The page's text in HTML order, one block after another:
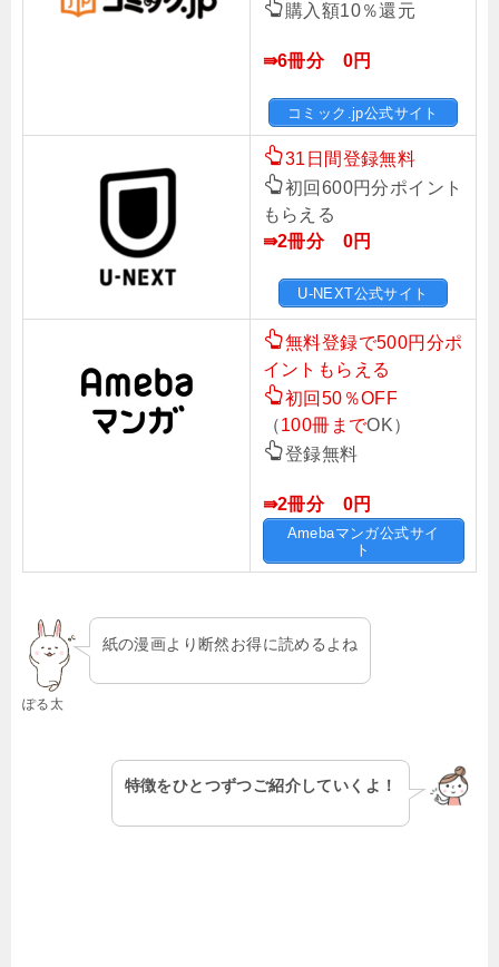
購入額10％還元
⇛6冊分 0円
コミック.jp公式サイト
31日間登録無料
初回600円分ポイント
もらえる
⇛2冊分 0円
U-NEXT公式サイト
無料登録で500円分ポ
イントもらえる
初回50％OFF
（100冊までOK）
登録無料
⇛2冊分 0円
Amebaマンガ公式サイ
ト
ぽる太
紙の漫画より断然お得に読めるよね
特徴をひとつずつご紹介していくよ！